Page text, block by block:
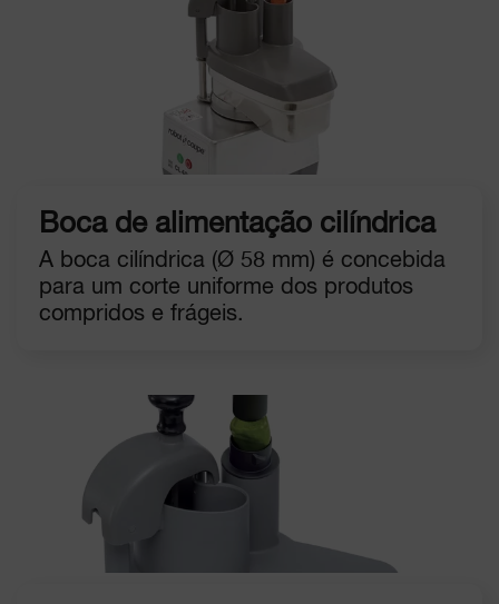
Boca de alimentação cilíndrica
A boca cilíndrica (Ø 58 mm) é concebida
para um corte uniforme dos produtos
compridos e frágeis.